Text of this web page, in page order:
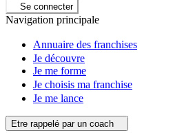
Se connecter
Navigation principale
Annuaire des franchises
Je découvre
Je me forme
Je choisis ma franchise
Je me lance
Etre rappelé par un coach